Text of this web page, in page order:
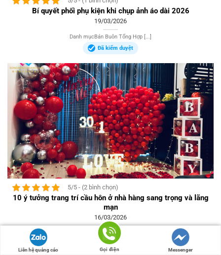
Bí quyết phối phụ kiện khi chụp ảnh áo dài 2026
19/03/2026
Danh mụcBán Buôn Tổng Hợp [...]
Đã kiểm duyệt
5/5 - (2 bình chọn)
10 ý tưởng trang trí cầu hôn ở nhà hàng sang trọng và lãng
mạn
16/03/2026
Danh mụcBán Buôn Tổng Hợp [...]
Đã kiểm duyệt
Liên hệ quảng cáo Gọi điện Messenger